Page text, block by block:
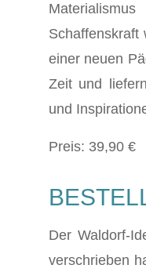
Schaffenskraft
einer neuen
Zeit und
und
Preis: 39,90 €
Der Waldorf-
verschrieben